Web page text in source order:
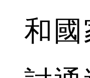
和